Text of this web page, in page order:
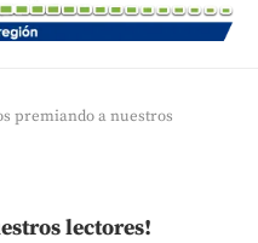
premiando a nuestros
lectores!